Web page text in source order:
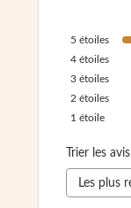
5 étoiles
4 étoiles
3 étoiles
2 étoiles
1 étoile
Trier les avis